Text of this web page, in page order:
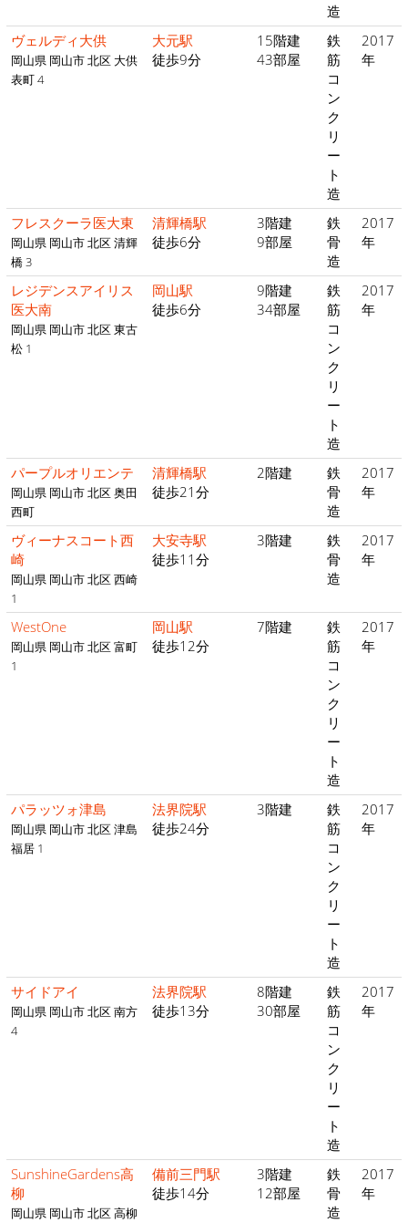
造
ヴェルディ大供
岡山県 岡山市 北区 大供
表町 4
大元駅
徒歩9分
15階建
43部屋
鉄
筋
コ
ン
ク
リ
ー
ト
造
2017
年
フレスクーラ医大東
岡山県 岡山市 北区 清輝
橋 3
清輝橋駅
徒歩6分
3階建
9部屋
鉄
骨
造
2017
年
レジデンスアイリス
医大南
岡山県 岡山市 北区 東古
松 1
岡山駅
徒歩6分
9階建
34部屋
鉄
筋
コ
ン
ク
リ
ー
ト
造
2017
年
パープルオリエンテ
岡山県 岡山市 北区 奥田
西町
清輝橋駅
徒歩21分
2階建
鉄
骨
造
2017
年
ヴィーナスコート西
崎
岡山県 岡山市 北区 西崎
1
大安寺駅
徒歩11分
3階建
鉄
骨
造
2017
年
WestOne
岡山県 岡山市 北区 富町
1
岡山駅
徒歩12分
7階建
鉄
筋
コ
ン
ク
リ
ー
ト
造
2017
年
パラッツォ津島
岡山県 岡山市 北区 津島
福居 1
法界院駅
徒歩24分
3階建
鉄
筋
コ
ン
ク
リ
ー
ト
造
2017
年
サイドアイ
岡山県 岡山市 北区 南方
4
法界院駅
徒歩13分
8階建
30部屋
鉄
筋
コ
ン
ク
リ
ー
ト
造
2017
年
SunshineGardens高
柳
岡山県 岡山市 北区 高柳
備前三門駅
徒歩14分
3階建
12部屋
鉄
骨
造
2017
年